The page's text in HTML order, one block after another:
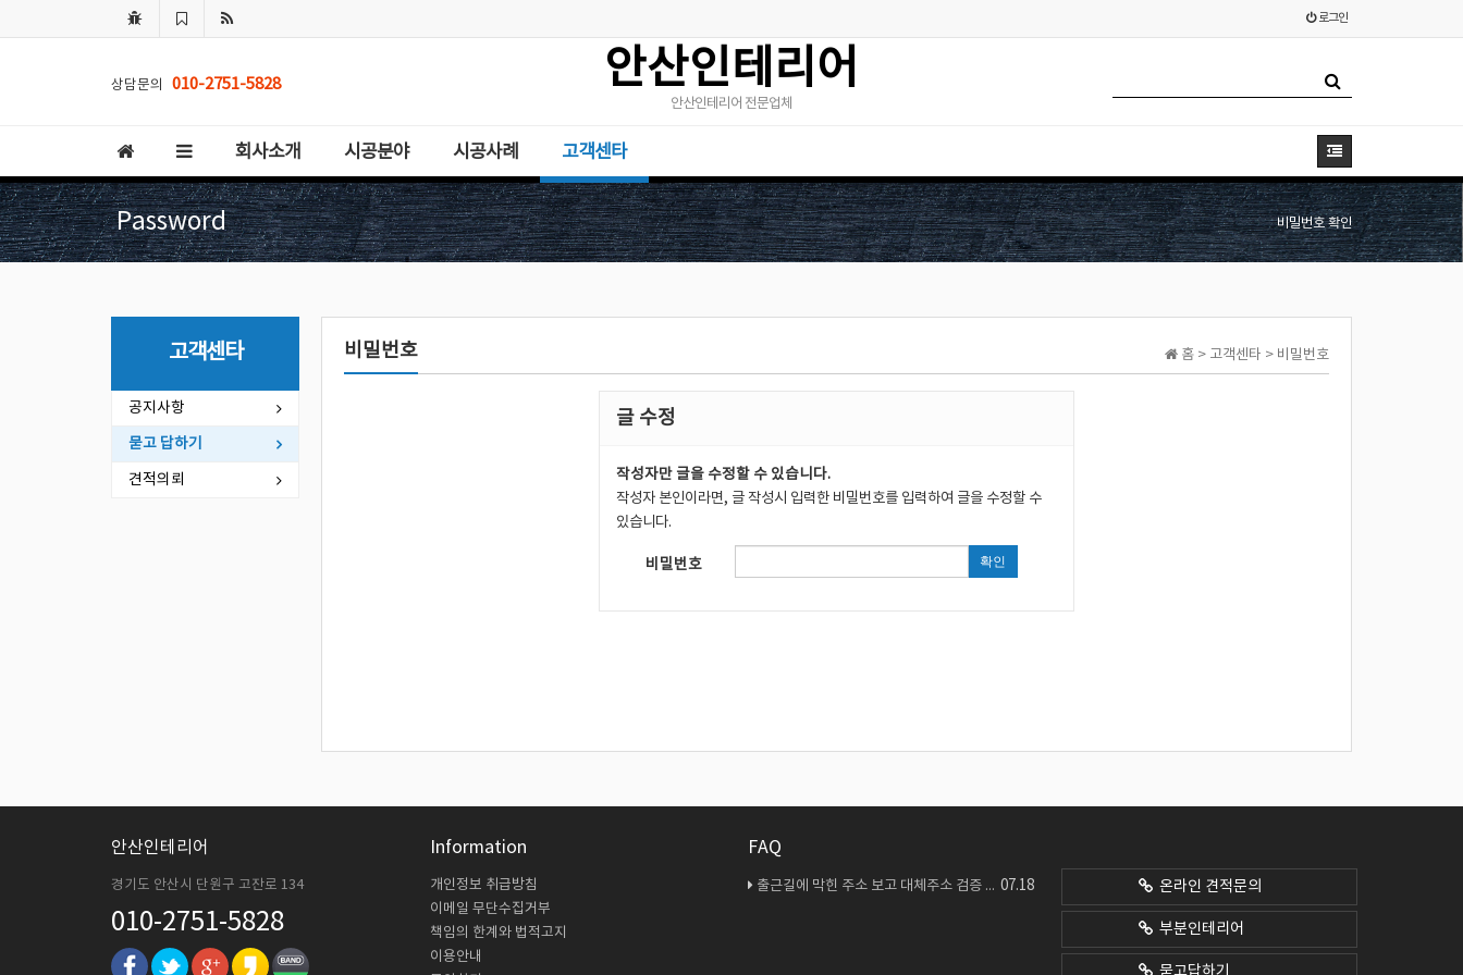
로그인
상담문의 010-2751-5828 안산인테리어
안산인테리어 전문업체
회사소개 시공분야 시공사례 고객센타
Password 비밀번호 확인
홈 > 고객센타 > 비밀번호
비밀번호
글 수정
작성자만 글을 수정할 수 있습니다.
작성자 본인이라면, 글 작성시 입력한 비밀번호를 입력하여 글을 수정할 수
있습니다.
비밀번호 확인
고객센타
공지사항
묻고 답하기
견적의뢰
안산인테리어
경기도 안산시 단원구 고잔로 134
010-2751-5828
Information
개인정보 취급방침
이메일 무단수집거부
책임의 한계와 법적고지
이용안내
FAQ
07.18
출근길에 막힌 주소 보고 대체주소 검증 다시 해봤네요 온라인 견적문의
부분인테리어